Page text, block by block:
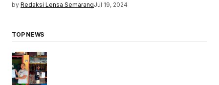
by Redaksi Lensa SemarangJul 19, 2024
TOP NEWS